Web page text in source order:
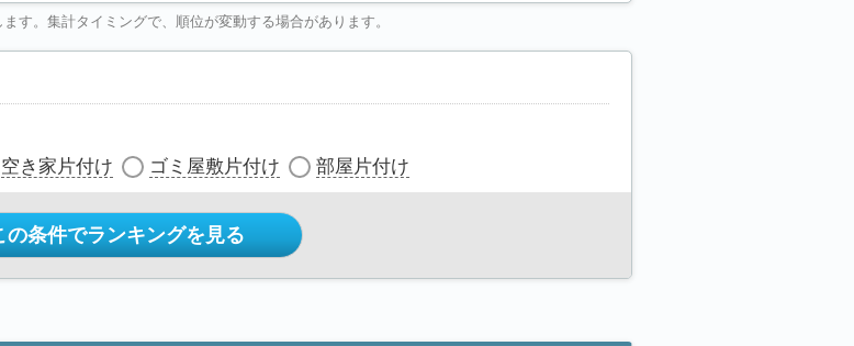
す。集計タイミングで、順位が変動する場合があります。
空き家片付け ゴミ屋敷片付け 部屋片付け
の条件でランキングを見る